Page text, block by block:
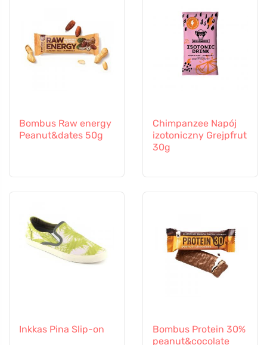
Bombus Raw energy
Peanut&dates 50g
Chimpanzee Napój
izotoniczny Grejpfrut
30g
Inkkas Pina Slip-on
Bombus Protein 30%
peanut&cocolate